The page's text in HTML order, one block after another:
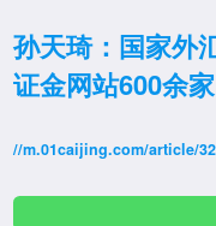
孙天琦：国家外
证金网站600余家
//m.01caijing.com/article/